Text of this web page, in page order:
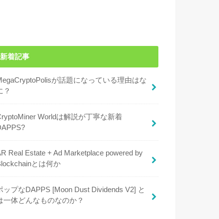
新着記事
が話題になっている理由はな
？
Worldは解説が丁寧な新着
Real Estate + Ad Marketplace powered by
とは何か
ップなDAPPS [Moon Dust Dividends V2] と
一体どんなものなのか？